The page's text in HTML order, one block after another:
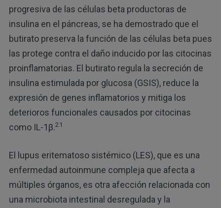
progresiva de las células beta productoras de
insulina en el páncreas, se ha demostrado que el
butirato preserva la función de las células beta pues
las protege contra el daño inducido por las citocinas
proinflamatorias. El butirato regula la secreción de
insulina estimulada por glucosa (GSIS), reduce la
expresión de genes inflamatorios y mitiga los
deterioros funcionales causados por citocinas
como IL-1β.21
El lupus eritematoso sistémico (LES), que es una
enfermedad autoinmune compleja que afecta a
múltiples órganos, es otra afección relacionada con
una microbiota intestinal desregulada y la